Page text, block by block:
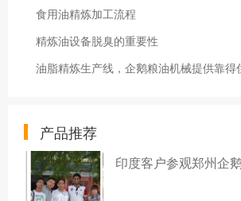
食用油精炼加工流程
精炼油设备脱臭的重要性
油脂精炼生产线，企鹅粮油机械提供靠得
产品推荐
印度客户参观郑州企